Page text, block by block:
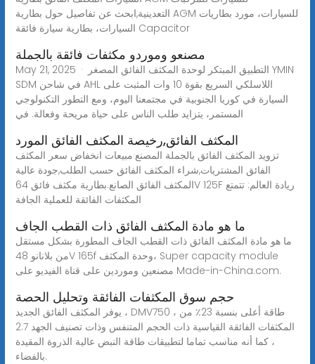
التعدينية,ابحث عن تفاصيل حول بطارية AGM للسيارات، مورد بطاريات
السيارات، بطارية سيارة فائقة Capacitor
مصنعو وموردو مكثفات فائقة بالجملة
May 21, 2025 · التطبيق المبتكر لوحدة المكثف الفائق المصغر YMIN
SDM في شاحن AHL اللاسلكي السريع بقوة 10 وات المثبت على
السيارة في كوريا الجنوبية في مجتمعنا اليوم، ومع التطور التكنولوجي
المستمر، يتزايد طلب الناس على حياة مريحة وفعالة. في
المكثف الفائق,رخيصة المكثف الفائق المورد
تزويد المكثف الفائق بالجملة المصنع·مبيعات انخفاض سعر المكثف
الفائق المشتريات,شراء المكثف الفائق حسب الطلب,جودة عالية
المكثف الفائق الصانع.بطارية مكثف فائق 64V 125F ريادة العالم: تتمتع
المكثفات الفائقة للعملية الجافة
ما هو مادة المكثف الفائق ذات القطب الجاف
ما هو مادة المكثف الفائق ذات القطب الجاف المطورة بشكل مستقل
من بلانانو 48V 165f وحدة المكثف، Super capacity module
مصنعين وموردين على قناة الفيديو على Made-in-China.com.
حجم سوق المكثفات الفائقة وتحليل الحصة
يوفر المكثف الفائق الجديد ، DMV750 ، طاقة أعلى بنسبة 23٪ من
المكثفات الفائقة القياسية ذات الحجم المتنفس وذات تصنيف الجهد 2.7
، كما أنه مناسب تماما لتطبيقات طاقة النبض عالية الذروة المقيدة
بالفضاء.